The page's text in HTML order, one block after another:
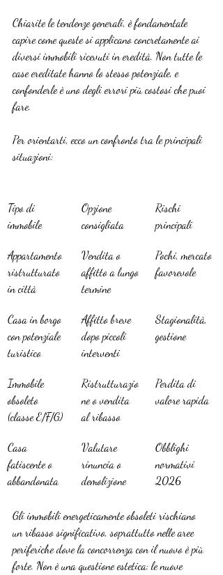
Chiarite le tendenze generali, è fondamentale
capire come queste si applicano concretamente ai
diversi immobili ricevuti in eredità. Non tutte le
case ereditate hanno lo stesso potenziale, e
confonderle è uno degli errori più costosi che puoi
fare.
Per orientarti, ecco un confronto tra le principali
situazioni:
Tipo di
immobile
Opzione
consigliata
Rischi
principali
Appartamento
ristrutturato
in città
Vendita o
affitto a lungo
termine
Pochi, mercato
favorevole
Casa in borgo
con potenziale
turistico
Affitto breve
dopo piccoli
interventi
Stagionalità,
gestione
Immobile
obsoleto
(classe E/F/G)
Ristrutturazio
ne o vendita
al ribasso
Perdita di
valore rapida
Casa
fatiscente o
abbandonata
Valutare
rinuncia o
demolizione
Obblighi
normativi
2026
Gli immobili energeticamente obsoleti rischiano
un ribasso significativo, soprattutto nelle aree
periferiche dove la concorrenza con il nuovo è più
forte. Non è una questione estetica: le nuove